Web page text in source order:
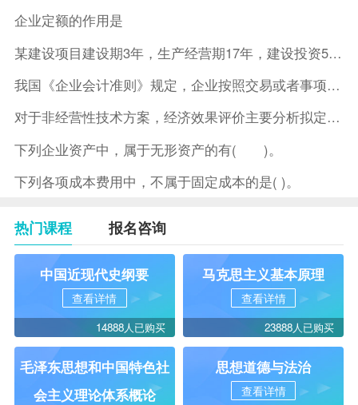
企业定额的作用是
某建设项目建设期3年，生产经营期17年，建设投资5500万元
我国《企业会计准则》规定，企业按照交易或者事项的经济特征确定
对于非经营性技术方案，经济效果评价主要分析拟定方案的( )。
下列企业资产中，属于无形资产的有( )。
下列各项成本费用中，不属于固定成本的是( )。
热门课程 报名咨询
中国近现代史纲要
查看详情
14888人已购买
马克思主义基本原理
查看详情
23888人已购买
毛泽东思想和中国特色社
会主义理论体系概论
思想道德与法治
查看详情